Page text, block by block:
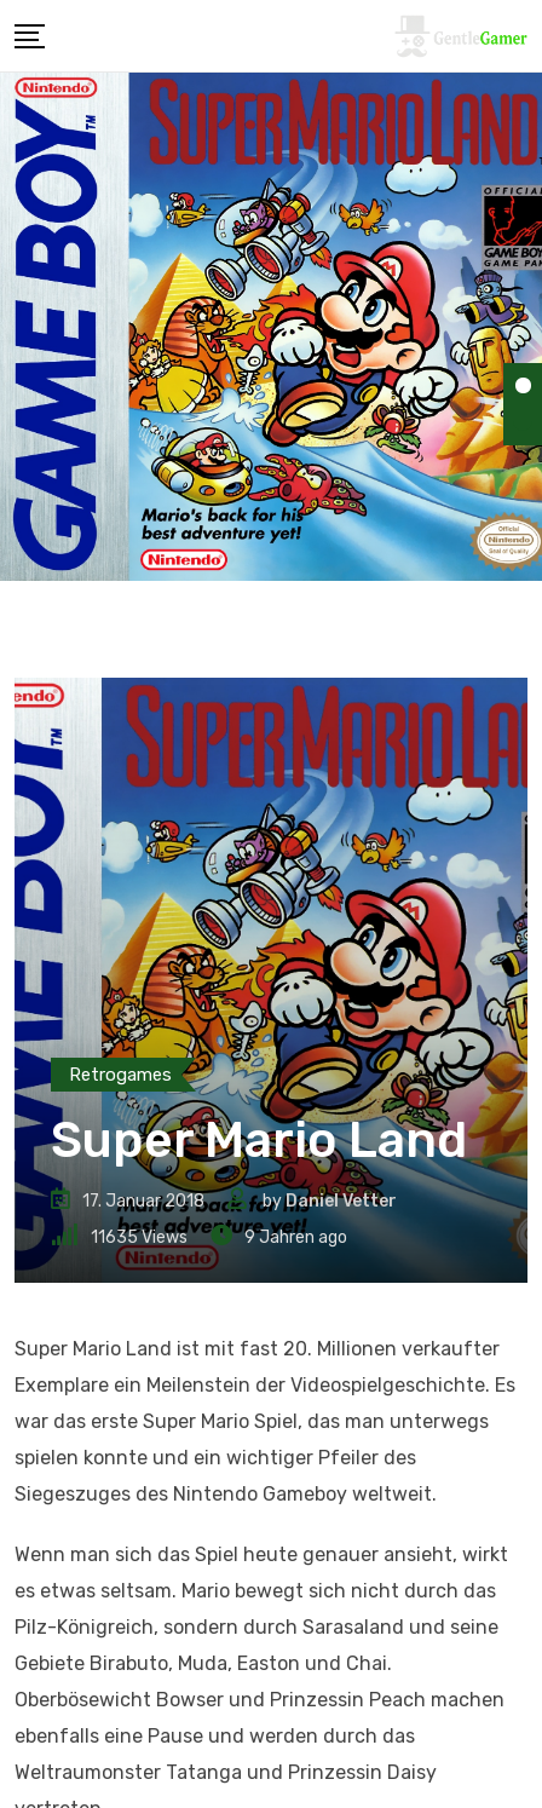
Retrogames
Super Mario Land
17. Januar 2018 byDaniel Vetter
11635Views 9 Jahren ago
Super Mario Land ist mit fast 20. Millionen verkaufter
Exemplare ein Meilenstein der Videospielgeschichte. Es
war das erste Super Mario Spiel, das man unterwegs
spielen konnte und ein wichtiger Pfeiler des
Siegeszuges des Nintendo Gameboy weltweit.
Wenn man sich das Spiel heute genauer ansieht, wirkt
es etwas seltsam. Mario bewegt sich nicht durch das
Pilz-Königreich, sondern durch Sarasaland und seine
Gebiete Birabuto, Muda, Easton und Chai.
Oberbösewicht Bowser und Prinzessin Peach machen
ebenfalls eine Pause und werden durch das
Weltraumonster Tatanga und Prinzessin Daisy